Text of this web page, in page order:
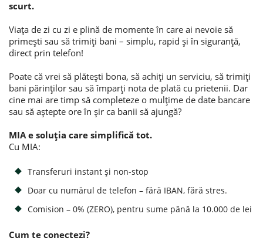
Credite de consum
Credite ipotecare
scurt.
Viața de zi cu zi e plină de momente în care ai nevoie să
primești sau să trimiți bani – simplu, rapid și în siguranță,
direct prin telefon!
Poate că vrei să plătești bona, să achiți un serviciu, să trimiți
bani părinților sau să împarți nota de plată cu prietenii. Dar
cine mai are timp să completeze o mulțime de date bancare
sau să aștepte ore în șir ca banii să ajungă?
MIA e soluția care simplifică tot.
Cu MIA:
Transferuri instant și non-stop
Doar cu numărul de telefon – fără IBAN, fără stres.
Comision – 0% (ZERO), pentru sume până la 10.000 de lei
Cum te conectezi?